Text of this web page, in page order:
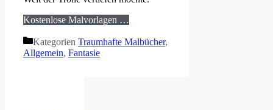
Kostenlose Malvorlagen …
Kategorien Traumhafte Malbücher,
Allgemein, Fantasie